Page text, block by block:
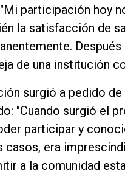
participación hoy
la satisfacción de
de una institución
surgió a pedido
"Cuando surgió el
participar y
casos, era
a la comunidad